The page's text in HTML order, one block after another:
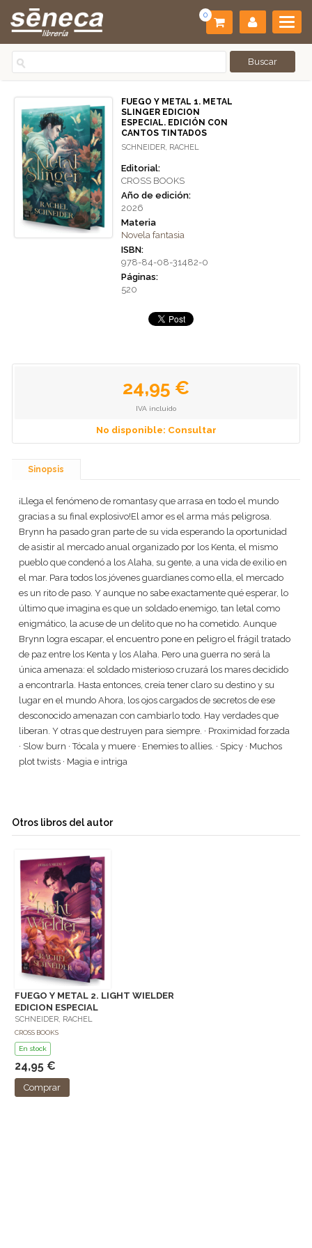
0
FUEGO Y METAL 1. METAL
SLINGER EDICION
ESPECIAL. EDICIÓN CON
CANTOS TINTADOS
SCHNEIDER, RACHEL
Editorial:
CROSS BOOKS
Año de edición:
2026
Materia
Novela fantasia
ISBN:
978-84-08-31482-0
Páginas:
520
24,95 €
IVA incluido
No disponible: Consultar
Sinopsis
¡Llega el fenómeno de romantasy que arrasa en todo el mundo
gracias a su final explosivo!El amor es el arma más peligrosa.
Brynn ha pasado gran parte de su vida esperando la oportunidad
de asistir al mercado anual organizado por los Kenta, el mismo
pueblo que condenó a los Alaha, su gente, a una vida de exilio en
el mar. Para todos los jóvenes guardianes como ella, el mercado
es un rito de paso. Y aunque no sabe exactamente qué esperar, lo
último que imagina es que un soldado enemigo, tan letal como
enigmático, la acuse de un delito que no ha cometido. Aunque
Brynn logra escapar, el encuentro pone en peligro el frágil tratado
de paz entre los Kenta y los Alaha. Pero una guerra no será la
única amenaza: el soldado misterioso cruzará los mares decidido
a encontrarla. Hasta entonces, creía tener claro su destino y su
lugar en el mundo Ahora, los ojos cargados de secretos de ese
desconocido amenazan con cambiarlo todo. Hay verdades que
liberan. Y otras que destruyen para siempre. · Proximidad forzada
· Slow burn · Tócala y muere · Enemies to allies. · Spicy · Muchos
plot twists · Magia e intriga
Otros libros del autor
FUEGO Y METAL 2. LIGHT WIELDER
EDICION ESPECIAL
SCHNEIDER, RACHEL
CROSS BOOKS
En stock
24,95 €
Comprar